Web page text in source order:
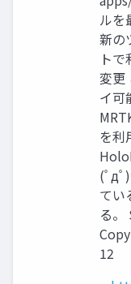
ルを
新の
ト
変更
イ可
を利
(ﾟдﾟ
てい
る
12